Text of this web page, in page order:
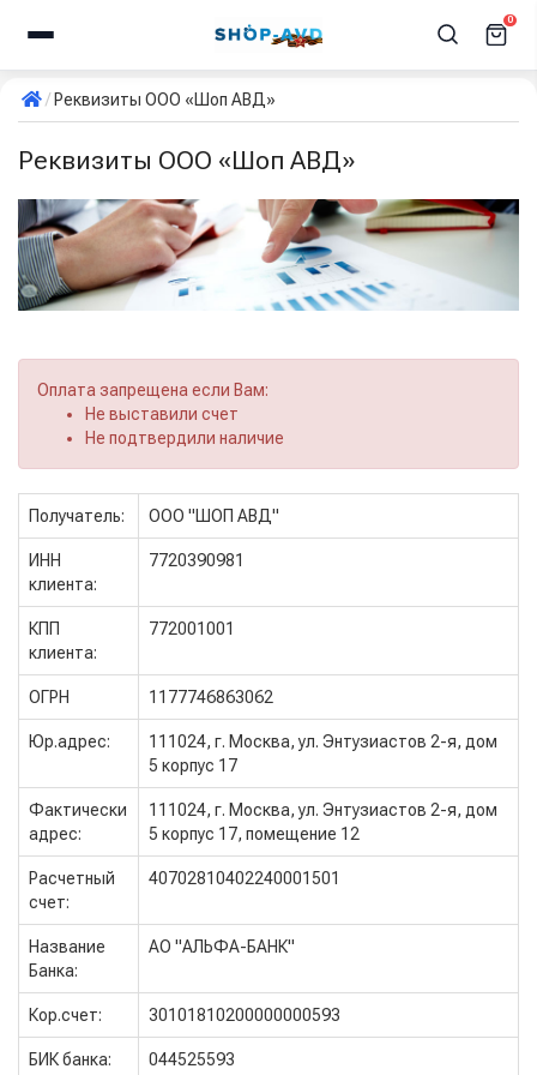
0
Реквизиты ООО «Шоп АВД»
Реквизиты ООО «Шоп АВД»
Оплата запрещена если Вам:
Не выставили счет
Не подтвердили наличие
Получатель: ООО "ШОП АВД"
ИНН
клиента:
7720390981
КПП
клиента:
772001001
ОГРН 1177746863062
Юр.адрес:
111024, г. Москва, ул. Энтузиастов 2-я, дом
5 корпус 17
Фактически
адрес:
111024, г. Москва, ул. Энтузиастов 2-я, дом
5 корпус 17, помещение 12
Расчетный
счет:
40702810402240001501
Название
Банка:
АО "АЛЬФА-БАНК"
Кор.счет: 30101810200000000593
БИК банка: 044525593